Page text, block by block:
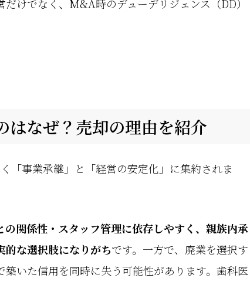
けでなく、M&A時のデューデリジェンス（DD）
なぜ？売却の理由を紹介
「事業承継」と「経営の安定化」に集約されま
関係性・スタッフ管理に依存しやすく、親族内承
的な選択肢になりがちです。一方で、廃業を選択す
いた信用を同時に失う可能性があります。歯科医